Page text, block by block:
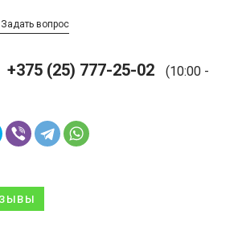
Задать вопрос
+375 (25) 777-25-02
(10:00 -